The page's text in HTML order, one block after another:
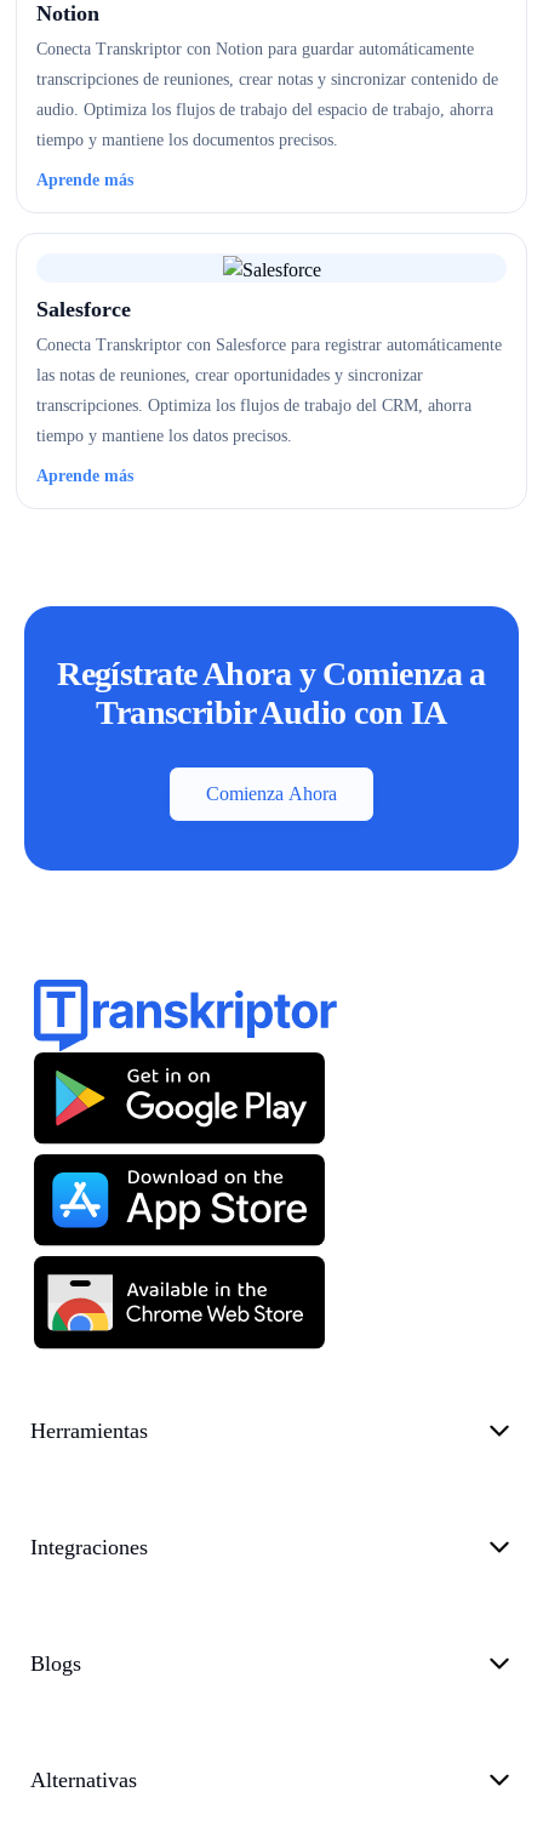
Notion
Conecta Transkriptor con Notion para guardar automáticamente
transcripciones de reuniones, crear notas y sincronizar contenido de
audio. Optimiza los flujos de trabajo del espacio de trabajo, ahorra
tiempo y mantiene los documentos precisos.
Aprende más
Salesforce
Conecta Transkriptor con Salesforce para registrar automáticamente
las notas de reuniones, crear oportunidades y sincronizar
transcripciones. Optimiza los flujos de trabajo del CRM, ahorra
tiempo y mantiene los datos precisos.
Aprende más
Regístrate Ahora y Comienza a
Transcribir Audio con IA
Comienza Ahora
Herramientas
Integraciones
Blogs
Alternativas